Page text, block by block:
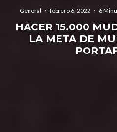
General · febrero 6, 2022 · 6
HACER 15.000
LA META DE